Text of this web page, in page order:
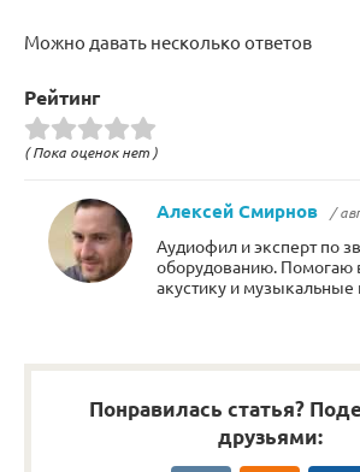
Можно давать несколько ответов
Рейтинг
( Пока оценок нет )
Алексей Смирнов /
Аудиофил и эксперт по
оборудованию. Помогаю
акустику и музыкальные
Понравилась статья?
друзьями: